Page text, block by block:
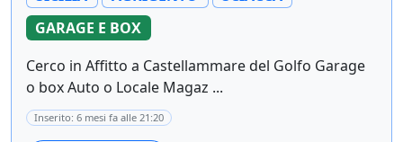
GARAGE E BOX
Cerco in Affitto a Castellammare del Golfo Garage
o box Auto o Locale Magaz ...
Inserito: 6 mesi fa alle 21:20